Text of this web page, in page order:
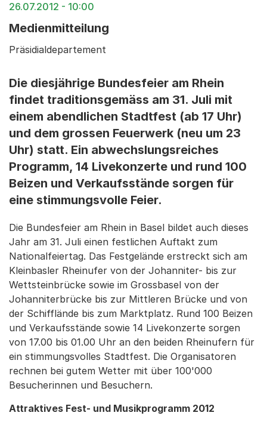
26.07.2012 - 10:00
Medienmitteilung
Präsidialdepartement
Die diesjährige Bundesfeier am Rhein
findet traditionsgemäss am 31. Juli mit
einem abendlichen Stadtfest (ab 17 Uhr)
und dem grossen Feuerwerk (neu um 23
Uhr) statt. Ein abwechslungsreiches
Programm, 14 Livekonzerte und rund 100
Beizen und Verkaufsstände sorgen für
eine stimmungsvolle Feier.
Die Bundesfeier am Rhein in Basel bildet auch dieses
Jahr am 31. Juli einen festlichen Auftakt zum
Nationalfeiertag. Das Festgelände erstreckt sich am
Kleinbasler Rheinufer von der Johanniter- bis zur
Wettsteinbrücke sowie im Grossbasel von der
Johanniterbrücke bis zur Mittleren Brücke und von
der Schifflände bis zum Marktplatz. Rund 100 Beizen
und Verkaufsstände sowie 14 Livekonzerte sorgen
von 17.00 bis 01.00 Uhr an den beiden Rheinufern für
ein stimmungsvolles Stadtfest. Die Organisatoren
rechnen bei gutem Wetter mit über 100'000
Besucherinnen und Besuchern.
Attraktives Fest- und Musikprogramm 2012